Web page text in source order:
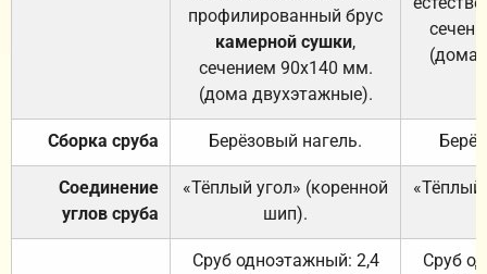
профилированный брус
камерной сушки,
сечением 90х140 мм.
(дома двухэтажные).
(дома
Сборка сруба Берёзовый нагель.
Соединение
углов сруба
«Тёплый угол» (коренной
шип).
«Тёплый
Сруб одноэтажный: 2,4
Сруб